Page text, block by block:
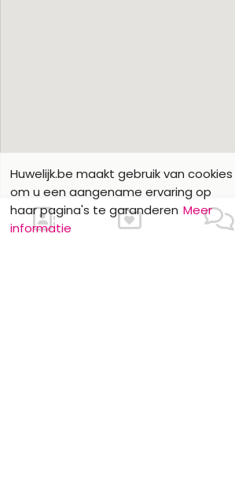
Ons contacteren
Huwelijk.be maakt gebruik van cookies
om u een aangename ervaring op
haar pagina's te garanderen Meer
informatie